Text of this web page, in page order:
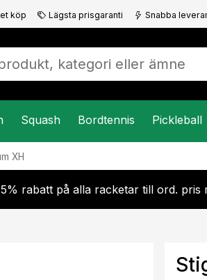
köp Lägsta prisgaranti Snabba
Squash Bordtennis Pickleball
XH
rabatt på alla racketar till ord. pris